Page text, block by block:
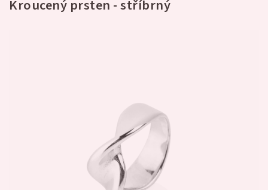
Kroucený prsten - stříbrný